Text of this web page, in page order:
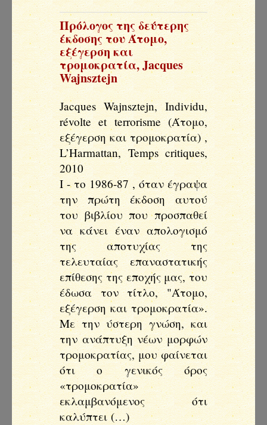
Πρόλογος της δεύτερης
έκδοσης του Άτομο,
εξέγερση και
τρομοκρατία,Jacques
Wajnsztejn
Jacques Wajnsztejn, Individu,
révolte et terrorisme (Άτομο,
εξέγερση και τρομοκρατία) ,
L’Harmattan, Temps critiques,
2010
I - το 1986-87 , όταν έγραψα
την πρώτη έκδοση αυτού
του βιβλίου που προσπαθεί
να κάνει έναν απολογισμό
της αποτυχίας της
τελευταίας επαναστατικής
επίθεσης της εποχής μας, του
έδωσα τον τίτλο, "Άτομο,
εξέγερση και τρομοκρατία».
Με την ύστερη γνώση, και
την ανάπτυξη νέων μορφών
τρομοκρατίας, μου φαίνεται
ότι ο γενικός όρος
«τρομοκρατία»
εκλαμβανόμενος ότι
καλύπτει (…)